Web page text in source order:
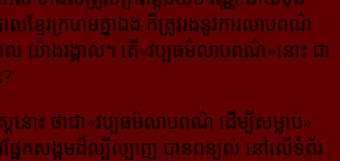
ខ្មែរក្រហមគ្នាឯង ក៏ត្រូវ​រង​នូវ​ការ​លាប​ពណ៌
យ៉ាងរង្គាល។ តើ«វប្បធម៌លាបពណ៌»នោះ ជា
នោះ ថាជា«វប្បធម៌លាបពណ៌ ដើម្បីសម្លាប់»
ផ្នែក​សង្គម​ដ៏​ល្បីល្បាញ បានព​ន្យល់ នៅលើទំព័រ